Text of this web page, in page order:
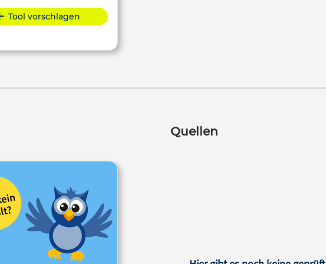
Tool vorschlagen
Quellen